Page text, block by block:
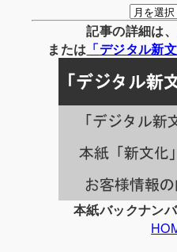
月
別
の
事
一
覧
記事の詳細は、
または 「デジタル新文
本紙バックナン